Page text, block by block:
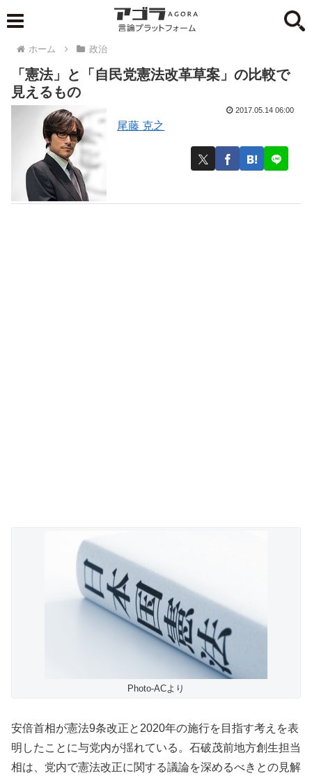
ホーム 政治
「憲法」と「自民党憲法改革草案」の比較で
見えるもの
尾藤 克之
2017.05.14 06:00
Photo-ACより
安倍首相が憲法9条改正と2020年の施行を目指す考えを表
明したことに与党内が揺れている。石破茂前地方創生担当
相は、党内で憲法改正に関する議論を深めるべきとの見解